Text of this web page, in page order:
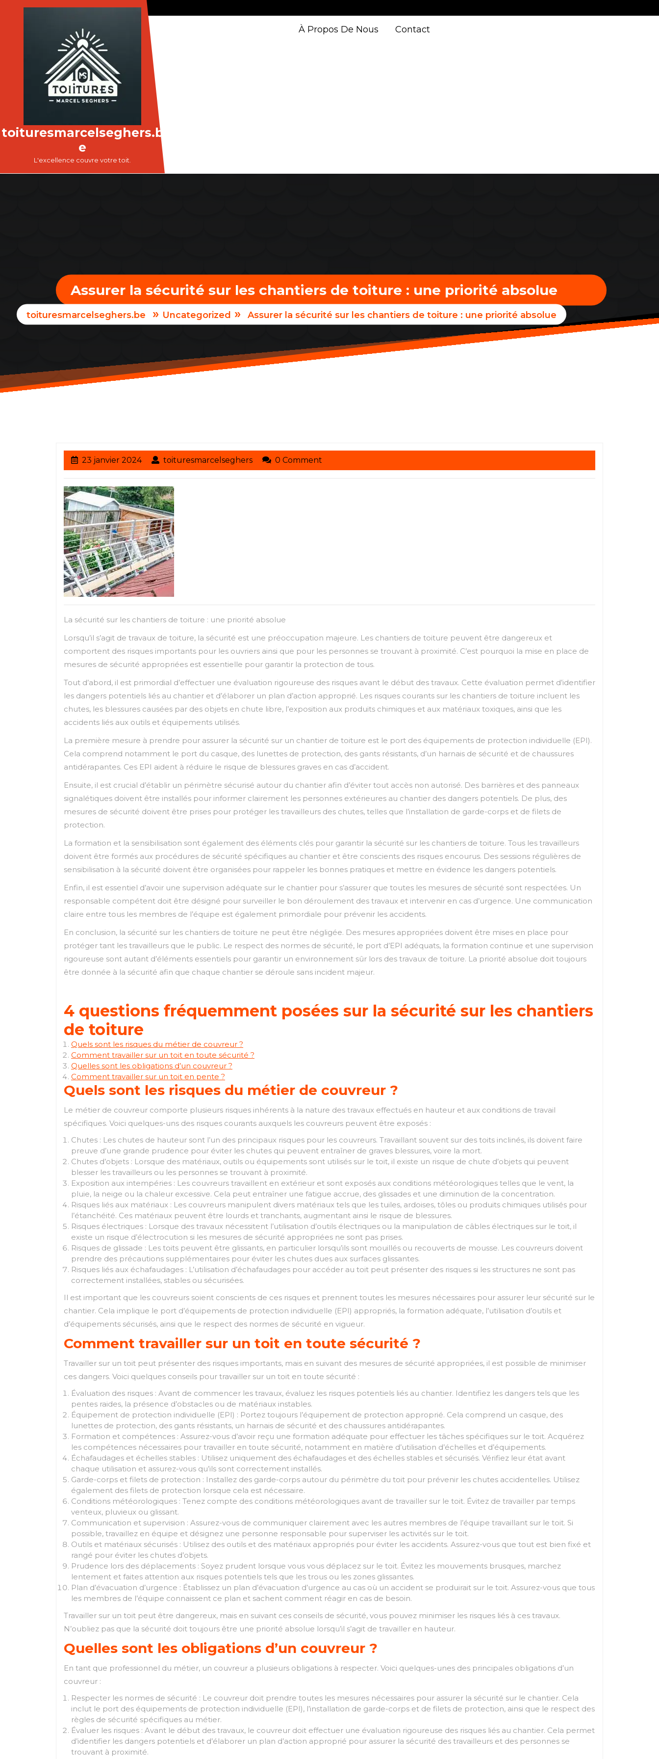
toituresmarcelseghers.b
e
L'excellence couvre votre toit.
À Propos De Nous Contact
Assurer la sécurité sur les chantiers de toiture : une priorité absolue
toituresmarcelseghers.be » Uncategorized » Assurer la sécurité sur les chantiers de toiture : une priorité absolue
23 janvier 202423
janvier
toituresmarcelsegherstoituresmarcelseghers
0 Comment
La sécurité sur les chantiers de toiture : une priorité absolue
Lorsqu’il s’agit de travaux de toiture, la sécurité est une préoccupation majeure. Les chantiers de toiture peuvent être dangereux et
comportent des risques importants pour les ouvriers ainsi que pour les personnes se trouvant à proximité. C’est pourquoi la mise en place de
mesures de sécurité appropriées est essentielle pour garantir la protection de tous.
Tout d’abord, il est primordial d’effectuer une évaluation rigoureuse des risques avant le début des travaux. Cette évaluation permet d’identifier
les dangers potentiels liés au chantier et d’élaborer un plan d’action approprié. Les risques courants sur les chantiers de toiture incluent les
chutes, les blessures causées par des objets en chute libre, l’exposition aux produits chimiques et aux matériaux toxiques, ainsi que les
accidents liés aux outils et équipements utilisés.
La première mesure à prendre pour assurer la sécurité sur un chantier de toiture est le port des équipements de protection individuelle (EPI).
Cela comprend notamment le port du casque, des lunettes de protection, des gants résistants, d’un harnais de sécurité et de chaussures
antidérapantes. Ces EPI aident à réduire le risque de blessures graves en cas d’accident.
Ensuite, il est crucial d’établir un périmètre sécurisé autour du chantier afin d’éviter tout accès non autorisé. Des barrières et des panneaux
signalétiques doivent être installés pour informer clairement les personnes extérieures au chantier des dangers potentiels. De plus, des
mesures de sécurité doivent être prises pour protéger les travailleurs des chutes, telles que l’installation de garde-corps et de filets de
protection.
La formation et la sensibilisation sont également des éléments clés pour garantir la sécurité sur les chantiers de toiture. Tous les travailleurs
doivent être formés aux procédures de sécurité spécifiques au chantier et être conscients des risques encourus. Des sessions régulières de
sensibilisation à la sécurité doivent être organisées pour rappeler les bonnes pratiques et mettre en évidence les dangers potentiels.
Enfin, il est essentiel d’avoir une supervision adéquate sur le chantier pour s’assurer que toutes les mesures de sécurité sont respectées. Un
responsable compétent doit être désigné pour surveiller le bon déroulement des travaux et intervenir en cas d’urgence. Une communication
claire entre tous les membres de l’équipe est également primordiale pour prévenir les accidents.
En conclusion, la sécurité sur les chantiers de toiture ne peut être négligée. Des mesures appropriées doivent être mises en place pour
protéger tant les travailleurs que le public. Le respect des normes de sécurité, le port d’EPI adéquats, la formation continue et une supervision
rigoureuse sont autant d’éléments essentiels pour garantir un environnement sûr lors des travaux de toiture. La priorité absolue doit toujours
être donnée à la sécurité afin que chaque chantier se déroule sans incident majeur.
4 questions fréquemment posées sur la sécurité sur les chantiers
de toiture
Quels sont les risques du métier de couvreur ?
Comment travailler sur un toit en toute sécurité ?
Quelles sont les obligations d’un couvreur ?
Comment travailler sur un toit en pente ?
Quels sont les risques du métier de couvreur ?
Le métier de couvreur comporte plusieurs risques inhérents à la nature des travaux effectués en hauteur et aux conditions de travail
spécifiques. Voici quelques-uns des risques courants auxquels les couvreurs peuvent être exposés :
Chutes : Les chutes de hauteur sont l’un des principaux risques pour les couvreurs. Travaillant souvent sur des toits inclinés, ils doivent faire
preuve d’une grande prudence pour éviter les chutes qui peuvent entraîner de graves blessures, voire la mort.
Chutes d’objets : Lorsque des matériaux, outils ou équipements sont utilisés sur le toit, il existe un risque de chute d’objets qui peuvent
blesser les travailleurs ou les personnes se trouvant à proximité.
Exposition aux intempéries : Les couvreurs travaillent en extérieur et sont exposés aux conditions météorologiques telles que le vent, la
pluie, la neige ou la chaleur excessive. Cela peut entraîner une fatigue accrue, des glissades et une diminution de la concentration.
Risques liés aux matériaux : Les couvreurs manipulent divers matériaux tels que les tuiles, ardoises, tôles ou produits chimiques utilisés pour
l’étanchéité. Ces matériaux peuvent être lourds et tranchants, augmentant ainsi le risque de blessures.
Risques électriques : Lorsque des travaux nécessitent l’utilisation d’outils électriques ou la manipulation de câbles électriques sur le toit, il
existe un risque d’électrocution si les mesures de sécurité appropriées ne sont pas prises.
Risques de glissade : Les toits peuvent être glissants, en particulier lorsqu’ils sont mouillés ou recouverts de mousse. Les couvreurs doivent
prendre des précautions supplémentaires pour éviter les chutes dues aux surfaces glissantes.
Risques liés aux échafaudages : L’utilisation d’échafaudages pour accéder au toit peut présenter des risques si les structures ne sont pas
correctement installées, stables ou sécurisées.
Il est important que les couvreurs soient conscients de ces risques et prennent toutes les mesures nécessaires pour assurer leur sécurité sur le
chantier. Cela implique le port d’équipements de protection individuelle (EPI) appropriés, la formation adéquate, l’utilisation d’outils et
d’équipements sécurisés, ainsi que le respect des normes de sécurité en vigueur.
Comment travailler sur un toit en toute sécurité ?
Travailler sur un toit peut présenter des risques importants, mais en suivant des mesures de sécurité appropriées, il est possible de minimiser
ces dangers. Voici quelques conseils pour travailler sur un toit en toute sécurité :
Évaluation des risques : Avant de commencer les travaux, évaluez les risques potentiels liés au chantier. Identifiez les dangers tels que les
pentes raides, la présence d’obstacles ou de matériaux instables.
Équipement de protection individuelle (EPI) : Portez toujours l’équipement de protection approprié. Cela comprend un casque, des
lunettes de protection, des gants résistants, un harnais de sécurité et des chaussures antidérapantes.
Formation et compétences : Assurez-vous d’avoir reçu une formation adéquate pour effectuer les tâches spécifiques sur le toit. Acquérez
les compétences nécessaires pour travailler en toute sécurité, notamment en matière d’utilisation d’échelles et d’équipements.
Échafaudages et échelles stables : Utilisez uniquement des échafaudages et des échelles stables et sécurisés. Vérifiez leur état avant
chaque utilisation et assurez-vous qu’ils sont correctement installés.
Garde-corps et filets de protection : Installez des garde-corps autour du périmètre du toit pour prévenir les chutes accidentelles. Utilisez
également des filets de protection lorsque cela est nécessaire.
Conditions météorologiques : Tenez compte des conditions météorologiques avant de travailler sur le toit. Évitez de travailler par temps
venteux, pluvieux ou glissant.
Communication et supervision : Assurez-vous de communiquer clairement avec les autres membres de l’équipe travaillant sur le toit. Si
possible, travaillez en équipe et désignez une personne responsable pour superviser les activités sur le toit.
Outils et matériaux sécurisés : Utilisez des outils et des matériaux appropriés pour éviter les accidents. Assurez-vous que tout est bien fixé et
rangé pour éviter les chutes d’objets.
Prudence lors des déplacements : Soyez prudent lorsque vous vous déplacez sur le toit. Évitez les mouvements brusques, marchez
lentement et faites attention aux risques potentiels tels que les trous ou les zones glissantes.
Plan d’évacuation d’urgence : Établissez un plan d’évacuation d’urgence au cas où un accident se produirait sur le toit. Assurez-vous que tous
les membres de l’équipe connaissent ce plan et sachent comment réagir en cas de besoin.
Travailler sur un toit peut être dangereux, mais en suivant ces conseils de sécurité, vous pouvez minimiser les risques liés à ces travaux.
N’oubliez pas que la sécurité doit toujours être une priorité absolue lorsqu’il s’agit de travailler en hauteur.
Quelles sont les obligations d’un couvreur ?
En tant que professionnel du métier, un couvreur a plusieurs obligations à respecter. Voici quelques-unes des principales obligations d’un
couvreur :
Respecter les normes de sécurité : Le couvreur doit prendre toutes les mesures nécessaires pour assurer la sécurité sur le chantier. Cela
inclut le port des équipements de protection individuelle (EPI), l’installation de garde-corps et de filets de protection, ainsi que le respect des
règles de sécurité spécifiques au métier.
Évaluer les risques : Avant le début des travaux, le couvreur doit effectuer une évaluation rigoureuse des risques liés au chantier. Cela permet
d’identifier les dangers potentiels et d’élaborer un plan d’action approprié pour assurer la sécurité des travailleurs et des personnes se
trouvant à proximité.